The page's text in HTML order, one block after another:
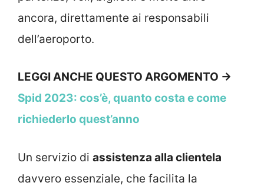
ancora, direttamente ai responsabili
dell’aeroporto.
LEGGI ANCHE QUESTO ARGOMENTO →
Spid 2023: cos’è, quanto costa e come
richiederlo quest’anno
Un servizio di assistenza alla clientela
davvero essenziale, che facilita la